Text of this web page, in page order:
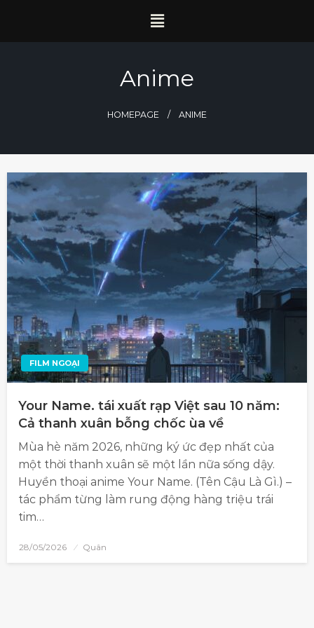
Anime
HOMEPAGE ANIME
FILM NGOẠI
Your Name. tái xuất rạp Việt sau 10 năm:
Cả thanh xuân bỗng chốc ùa về
Mùa hè năm 2026, những ký ức đẹp nhất của
một thời thanh xuân sẽ một lần nữa sống dậy.
Huyền thoại anime Your Name. (Tên Cậu Là Gì.) –
tác phẩm từng làm rung động hàng triệu trái
tim…
28/05/2026 Quân